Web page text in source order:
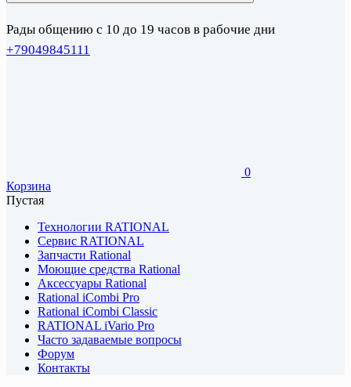
Рады общению с 10 до 19 часов в рабочие дни
+79049845111
0
Корзина
Пустая
Технологии RATIONAL
Сервис RATIONAL
Запчасти Rational
Моющие средства Rational
Аксессуары Rational
Rational iCombi Pro
Rational iCombi Classic
RATIONAL iVario Pro
Часто задаваемые вопросы
Форум
Контакты